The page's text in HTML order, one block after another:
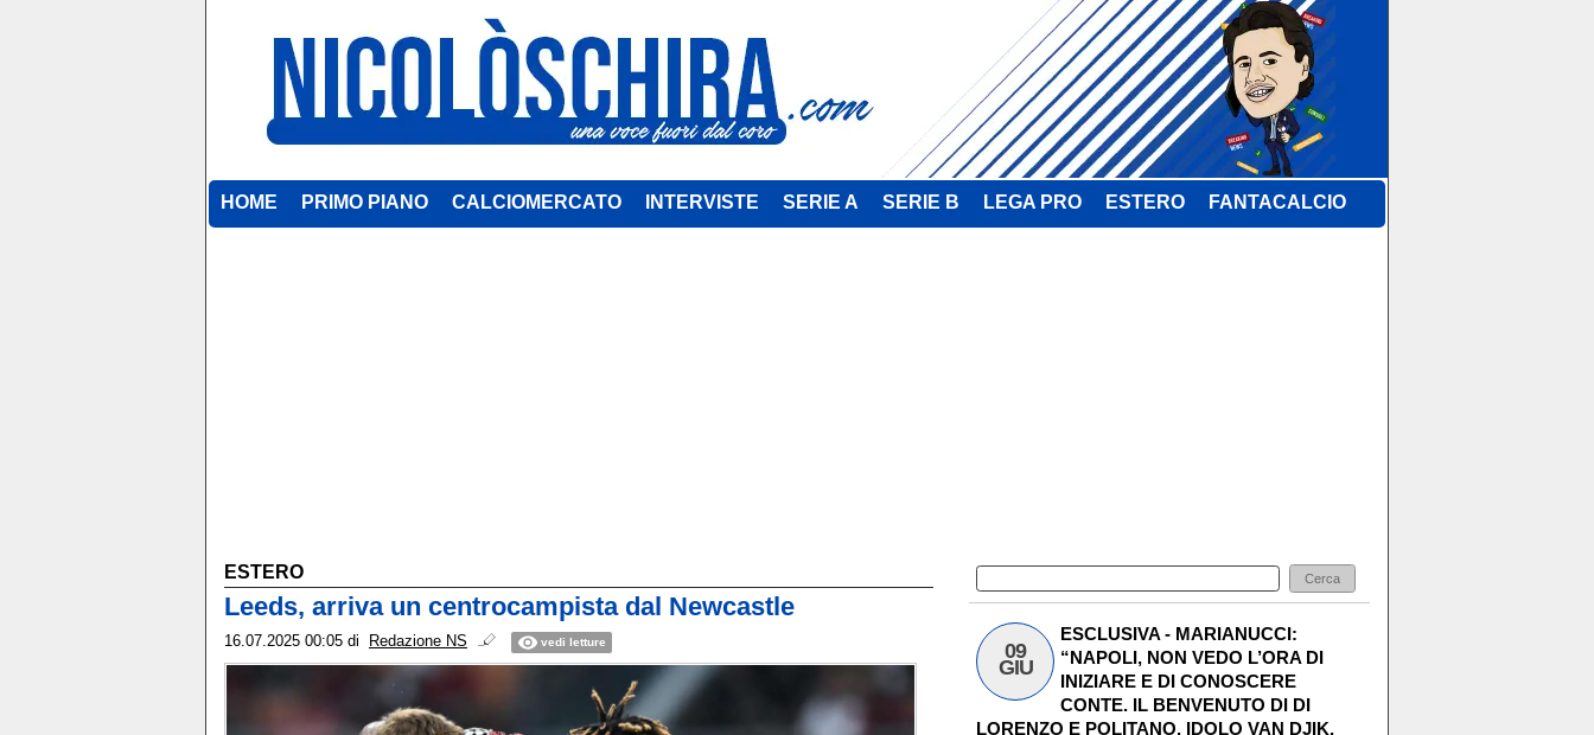
HOME PRIMO PIANO CALCIOMERCATO INTERVISTE SERIE A SERIE B LEGA PRO ESTERO FANTACALCIO
ESTERO
Leeds, arriva un centrocampista dal Newcastle
16.07.2025 00:05 di Redazione NS vedi letture 09
GIU
ESCLUSIVA - MARIANUCCI:
“NAPOLI, NON VEDO L’ORA DI
INIZIARE E DI CONOSCERE
CONTE. IL BENVENUTO DI DI
LORENZO E POLITANO. IDOLO VAN DJIK.